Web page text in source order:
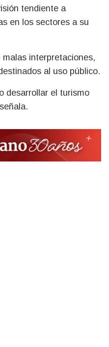
tendiente a
en los sectores a su
interpretaciones,
al uso público.
desarrollar el turismo